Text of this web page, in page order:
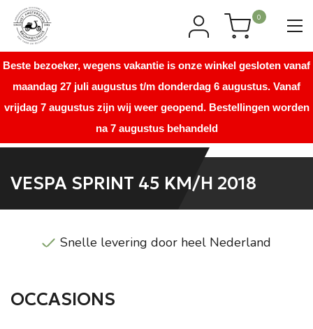
Beste bezoeker, wegens vakantie is onze winkel gesloten vanaf
maandag 27 juli augustus t/m donderdag 6 augustus. Vanaf
vrijdag 7 augustus zijn wij weer geopend. Bestellingen worden
na 7 augustus behandeld
0
VESPA SPRINT 45 KM/H 2018
Snelle levering door heel Nederland
OCCASIONS